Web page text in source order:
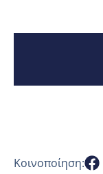
Κοινοποίηση: